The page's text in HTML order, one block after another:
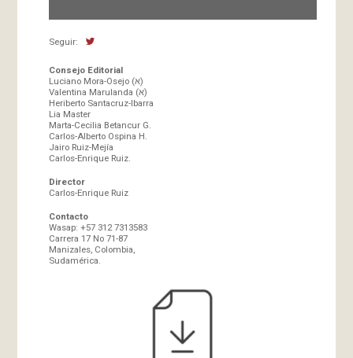
Seguir:
Consejo Editorial
Luciano Mora-Osejo (א)
Valentina Marulanda (א)
Heriberto Santacruz-Ibarra
Lia Master
Marta-Cecilia Betancur G.
Carlos-Alberto Ospina H.
Jairo Ruiz-Mejía
Carlos-Enrique Ruiz.
Director
Carlos-Enrique Ruiz
Contacto
Wasap: +57 312 7313583
Carrera 17 No 71-87
Manizales, Colombia,
Sudamérica.